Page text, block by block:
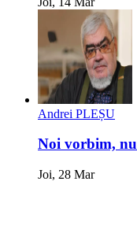
Andrei PLEȘU
Noi vorbim,
Joi, 28 Mar